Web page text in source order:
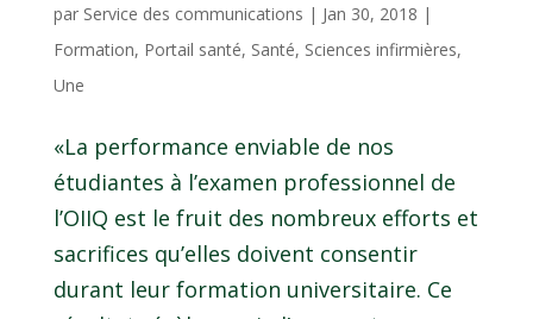
par Service des communications | Jan 30, 2018 |
Formation, Portail santé, Santé, Sciences infirmières,
Une
«La performance enviable de nos
étudiantes à l’examen professionnel de
l’OIIQ est le fruit des nombreux efforts et
sacrifices qu’elles doivent consentir
durant leur formation universitaire. Ce